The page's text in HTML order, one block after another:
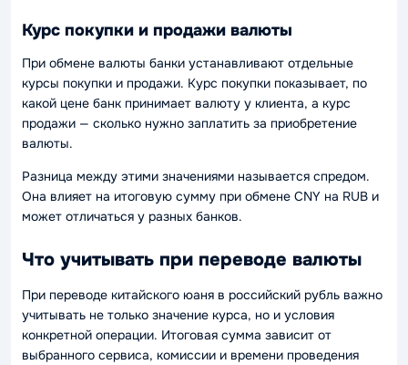
Курс покупки и продажи валюты
При обмене валюты банки устанавливают отдельные
курсы покупки и продажи. Курс покупки показывает, по
какой цене банк принимает валюту у клиента, а курс
продажи — сколько нужно заплатить за приобретение
валюты.
Разница между этими значениями называется спредом.
Она влияет на итоговую сумму при обмене CNY на RUB и
может отличаться у разных банков.
Что учитывать при переводе валюты
При переводе китайского юаня в российский рубль важно
учитывать не только значение курса, но и условия
конкретной операции. Итоговая сумма зависит от
выбранного сервиса, комиссии и времени проведения